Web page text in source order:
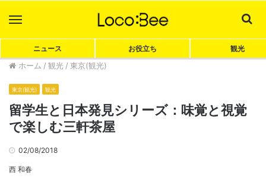
ニュース お役立ち 観光
ホーム / 観光 / 東京(観光)
東京(観光) 観光
留学生と日本発見シリーズ：味覚と視覚
で楽しむ三軒茶屋
02/08/2018
西 和春